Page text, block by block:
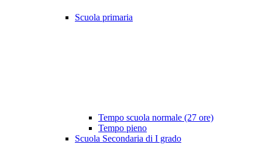
Scuola primaria
Tempo scuola normale (27 ore)
Tempo pieno
Scuola Secondaria di I grado